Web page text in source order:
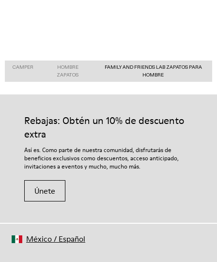
CAMPER
HOMBRE
ZAPATOS
FAMILY AND FRIENDS LAB ZAPATOS PARA
HOMBRE
Rebajas: Obtén un 10% de descuento
extra
Así es. Como parte de nuestra comunidad, disfrutarás de
beneficios exclusivos como descuentos, acceso anticipado,
invitaciones a eventos y mucho, mucho más.
Únete
México/ Español